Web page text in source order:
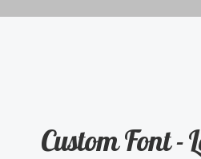
Custom Font -